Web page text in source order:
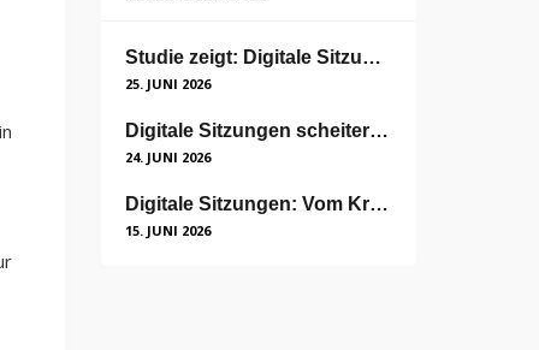
Studie zeigt: Digitale Sitzungen sind nicht unpersönlich
25. JUNI 2026
Digitale Sitzungen scheitern nicht an der Technik, sondern an der Akzeptanz
24. JUNI 2026
Digitale Sitzungen: Vom Kriseninstrument zum neuen Standard
15. JUNI 2026